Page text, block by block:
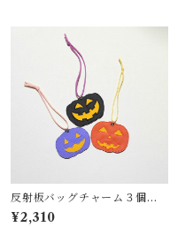
反射板バッグチャーム３個セ
ット（ハロウィン）
¥2,310